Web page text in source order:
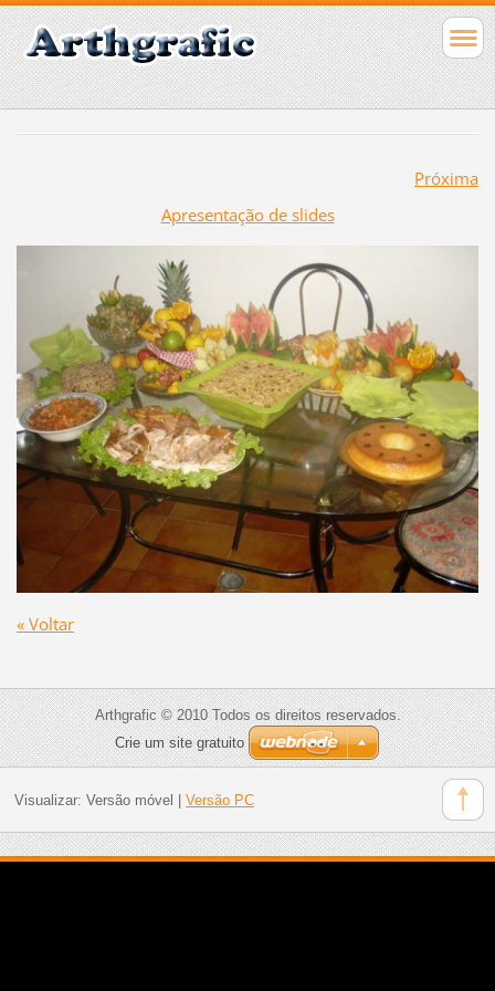
Próxima
Apresentação de slides
« Voltar
Arthgrafic © 2010 Todos os direitos reservados.
Crie um site gratuito
Visualizar: Versão móvel Versão PC